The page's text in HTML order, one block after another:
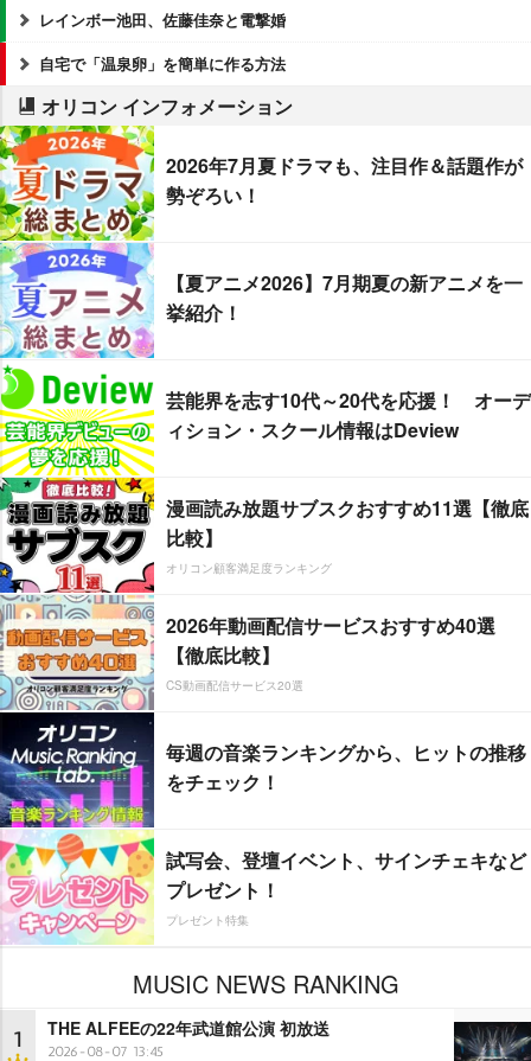
レインボー池田、佐藤佳奈と電撃婚
自宅で「温泉卵」を簡単に作る方法
オリコン インフォメーション
2026年7月夏ドラマも、注目作＆話題作が
勢ぞろい！
【夏アニメ2026】7月期夏の新アニメを一
挙紹介！
芸能界を志す10代～20代を応援！ オーデ
ィション・スクール情報はDeview
漫画読み放題サブスクおすすめ11選【徹底
比較】
オリコン顧客満足度ランキング
2026年動画配信サービスおすすめ40選
【徹底比較】
CS動画配信サービス20選
毎週の音楽ランキングから、ヒットの推移
をチェック！
試写会、登壇イベント、サインチェキなど
プレゼント！
プレゼント特集
MUSIC NEWS RANKING
1 THE ALFEEの22年武道館公演 初放送
2026-08-07 13:45